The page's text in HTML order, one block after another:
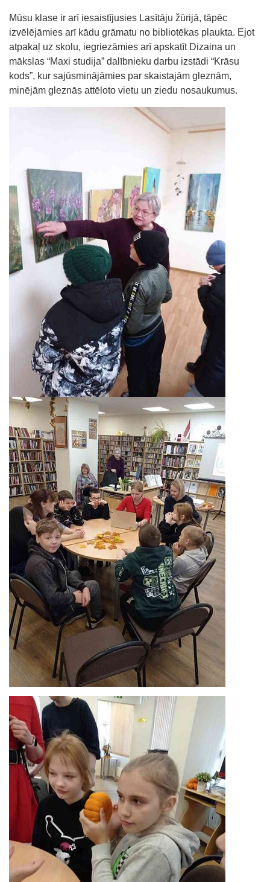
Mūsu klase ir arī iesaistījusies Lasītāju žūrijā, tāpēc
izvēlējāmies arī kādu grāmatu no bibliotēkas plaukta. Ejot
atpakaļ uz skolu, iegriezāmies arī apskatīt Dizaina un
mākslas “Maxi studija” dalībnieku darbu izstādi “Krāsu
kods”, kur sajūsminājāmies par skaistajām gleznām,
minējām gleznās attēloto vietu un ziedu nosaukumus.